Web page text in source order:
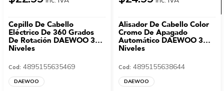
Ver categorías
Cepillo De Cabello
Eléctrico De 360 Grados
De Rotación DAEWOO 3
Niveles
Cod: 4895155635469
DAEWOO
Alisador De Cabello Color
Cromo De Apagado
Automático DAEWOO 3
Niveles
Cod: 4895155638644
DAEWOO